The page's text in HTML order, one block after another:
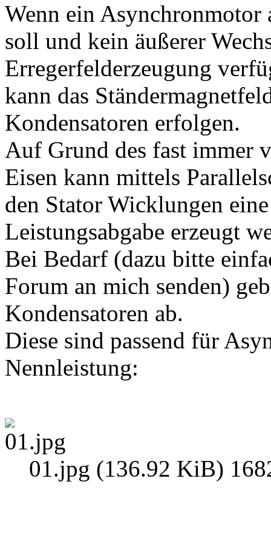
Wenn ein Asynchronmotor
soll und kein äußerer
Erregerfelderzeugung
kann das
Kondensatoren erfolgen.
Auf Grund des fast immer
Eisen kann mittels
den Stator Wicklungen
Leistungsabgabe erzeugt
Bei Bedarf (dazu bitte
Forum an mich senden)
Kondensatoren ab.
Diese sind passend für
Nennleistung:
01.jpg (136.92 KiB)